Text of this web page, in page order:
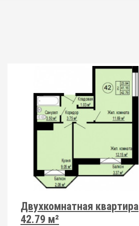
Двухкомнатная квартира
42.79 м²